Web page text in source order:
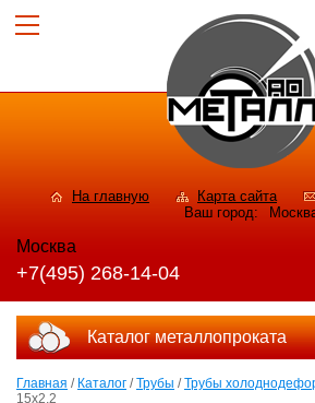
На главную Карта сайта
Ваш город:
Москва
+7(495) 268-14-04
Каталог металлопроката
Главная / Каталог /Трубы /Трубы
15х2,2